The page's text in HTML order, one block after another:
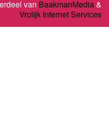
van BaakmanMedia&
Vrolijk Internet Services